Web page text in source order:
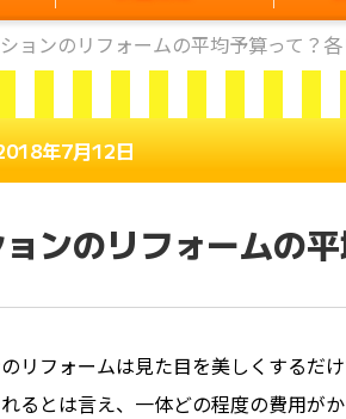
ョンのリフォームの平均予算って？
年7月12日
ンのリフォームの
リフォームは見た目を美しくするだ
るとは言え、一体どの程度の費用が